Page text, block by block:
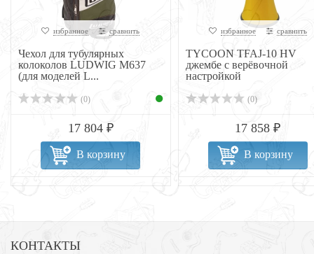
избранное сравнить
Чехол для тубулярных
колоколов LUDWIG M637
(для моделей L...
(0)
17 804 ₽
В корзину
избранное сравнить
TYCOON TFAJ-10 HV
джембе с верёвочной
настройкой
(0)
17 858 ₽
В корзину
КОНТАКТЫ